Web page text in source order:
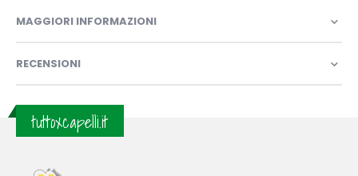
MAGGIORI INFORMAZIONI
RECENSIONI
tuttoxcapelli.it